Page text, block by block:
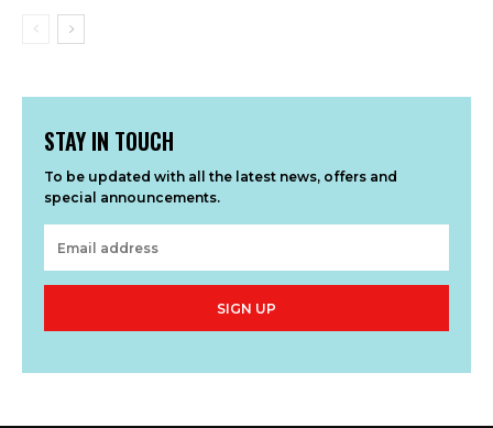
STAY IN TOUCH
To be updated with all the latest news, offers and
special announcements.
SIGN UP